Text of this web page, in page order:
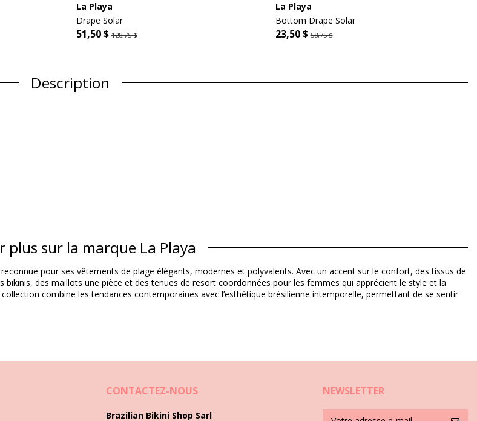
La Playa
Drape Solar
51,50 $ 128,75 $
La Playa
Bottom Drape Solar
23,50 $58,75 $
Description
sur le produit
plus sur la marque La Playa
pour ses vêtements de plage élégants, modernes et polyvalents. Avec un accent sur le confort, des tissus de
des maillots une pièce et des tenues de resort coordonnées pour les femmes qui apprécient le style et la
combine les tendances contemporaines avec l’esthétique brésilienne intemporelle, permettant de se sentir
CONTACTEZ-NOUS
Brazilian Bikini Shop Sarl
NEWSLETTER